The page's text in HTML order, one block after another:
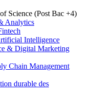
Science (Post Bac +4)
Analytics
Intelligence
& Digital Marketing
Chain Management
durable des